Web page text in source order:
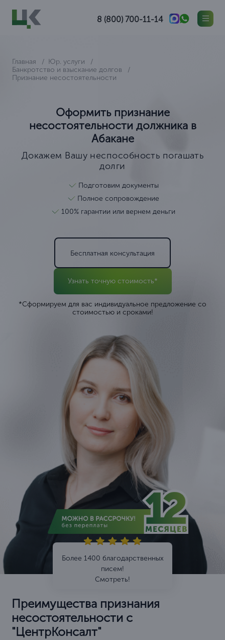
8 (800) 700-11-14
Главная
Юр. услуги
Банкротство и взыскание долгов
Признание несостоятельности
Оформить признание
несостоятельности должника в
Абакане
Докажем Вашу неспособность погашать
долги
Подготовим документы
Полное сопровождение
100% гарантии или вернем деньги
Бесплатная консультация
Узнать точную стоимость*
*Сформируем для вас индивидуальное предложение со
стоимостью и сроками!
Более 1400 благодарственных
писем!
Смотреть!
Преимущества признания
несостоятельности с
"ЦентрКонсалт"